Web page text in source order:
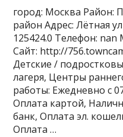
город: Москва Район:
район Адрес: Лётная
125424.0 Телефон:
Сайт: http://
Детские /
лагеря, Центры
работы: Ежедневно с
Оплата картой,
банк, Оплата эл.
Оплата …